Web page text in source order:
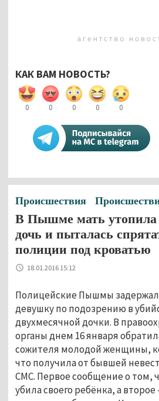
КАК ВАМ НОВОСТЬ?
0 0 0 0 0
Происшествия
В Пышме мать утопила
дочь и пыталась
полиции под кроватью
18.01.2016 15:12
Полицейские Пышмы
девушку по подозрению в
двухмесячной дочки. В
органы днем 16 января
сожителя молодой женщины,
что получила от бывшей
СМС. Первое сообщение о том,
убила своего ребёнка, а второе